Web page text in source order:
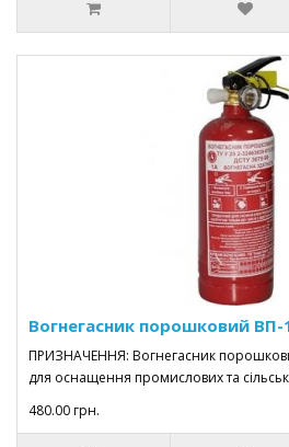
Вогнегасник порошковий
ПРИЗНАЧЕННЯ: Вогнегасник
для оснащення промислових та
480.00 грн.